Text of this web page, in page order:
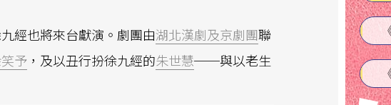
經也將來台獻演。劇團由湖北漢劇及京劇團聯
予 ，及以丑行扮徐九經的朱世慧──與以老生